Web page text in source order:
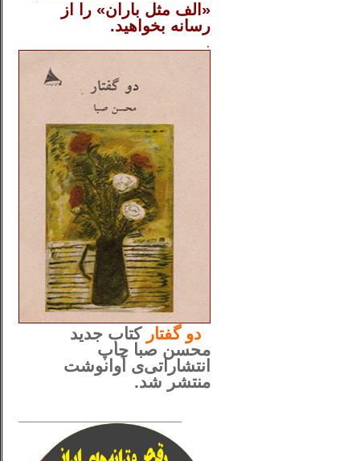
«الف مثل باران» را از
رسانه بخواهید.
.
دوگفتار کتاب جدید
محسن صبا چاپ
انتشاراتی‌ی آوانوشت
منتشر شد.